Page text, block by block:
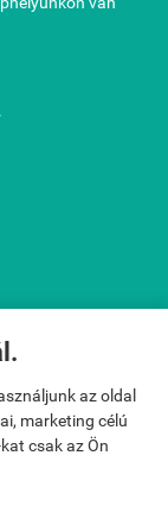
az oldal
marketing célú
csak az Ön
010901